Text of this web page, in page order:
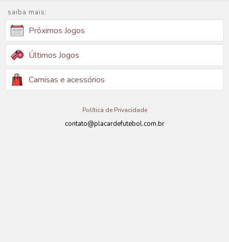
saiba mais:
Próximos Jogos
Últimos Jogos
Camisas e acessórios
Política de Privacidade
contato@placardefutebol.com.br